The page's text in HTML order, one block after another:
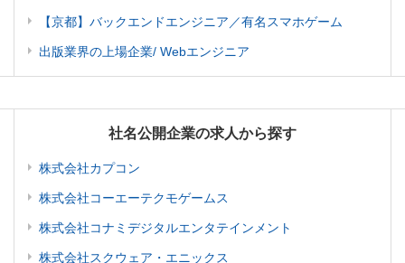
【京都】バックエンドエンジニア／有名スマホゲーム
出版業界の上場企業/ Webエンジニア
社名公開企業の求人から探す
株式会社カプコン
株式会社コーエーテクモゲームス
株式会社コナミデジタルエンタテインメント
株式会社スクウェア・エニックス